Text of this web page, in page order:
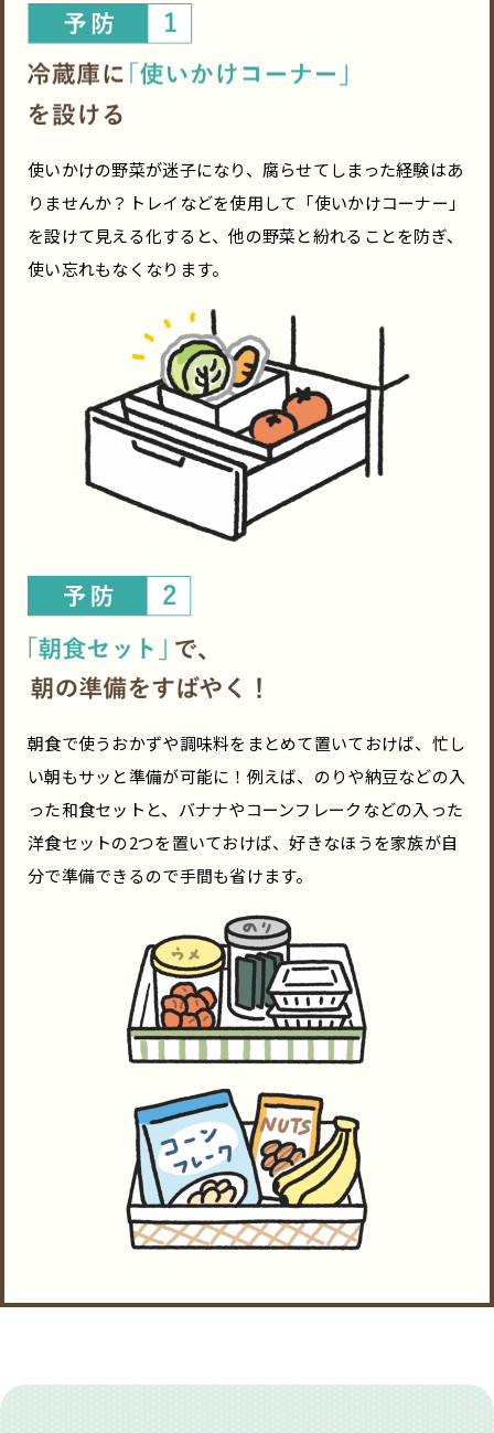
使いかけの野菜が迷子になり、腐らせてしまった経験はあ
りませんか？トレイなどを使用して「使いかけコーナー」
を設けて見える化すると、他の野菜と紛れることを防ぎ、
使い忘れもなくなります。
朝食で使うおかずや調味料をまとめて置いておけば、忙し
い朝もサッと準備が可能に！例えば、のりや納豆などの入
った和食セットと、バナナやコーンフレークなどの入った
洋食セットの2つを置いておけば、好きなほうを家族が自
分で準備できるので手間も省けます。